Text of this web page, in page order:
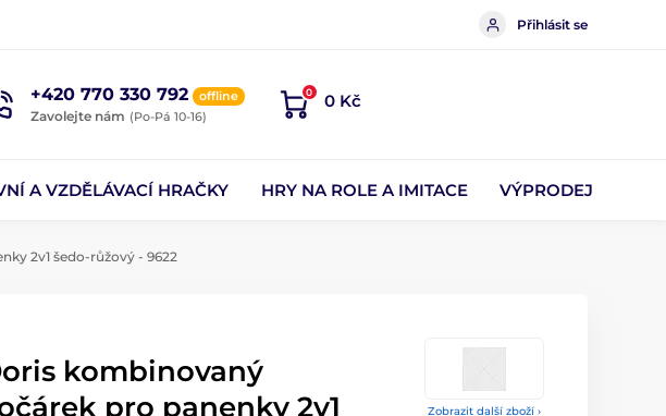
Přihlásit se
+420 770 330 792 offline
Zavolejte nám (Po-Pá 10-16)
0 0 Kč
A VZDĚLÁVACÍ HRAČKY HRY NA ROLE A IMITACE VÝPRODEJ
2v1 šedo-růžový - 9622
Zobrazit další zboží ›
kombinovaný
pro panenky 2v1